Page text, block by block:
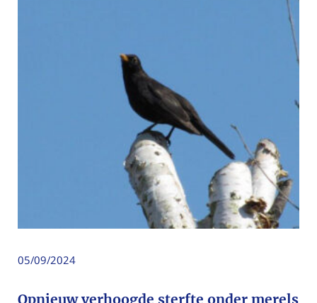
05/09/2024
Opnieuw verhoogde sterfte onder merels